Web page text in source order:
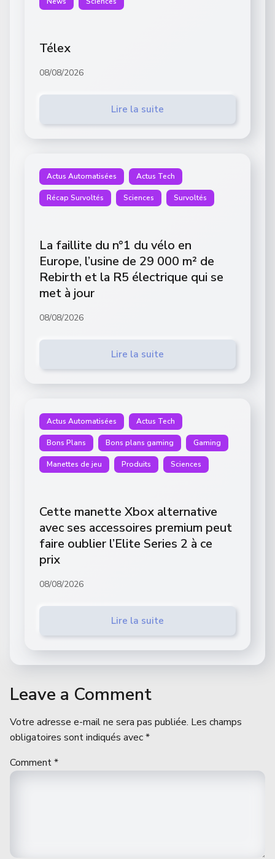
Télex
08/08/2026
Lire la suite
Actus Automatisées Actus Tech
Récap Survoltés Sciences Survoltés
La faillite du n°1 du vélo en
Europe, l’usine de 29 000 m² de
Rebirth et la R5 électrique qui se
met à jour
08/08/2026
Lire la suite
Actus Automatisées Actus Tech
Bons Plans Bons plans gaming Gaming
Manettes de jeu Produits Sciences
Cette manette Xbox alternative
avec ses accessoires premium peut
faire oublier l’Elite Series 2 à ce
prix
08/08/2026
Lire la suite
Leave a Comment
Votre adresse e-mail ne sera pas publiée. Les champs
obligatoires sont indiqués avec*
Comment*